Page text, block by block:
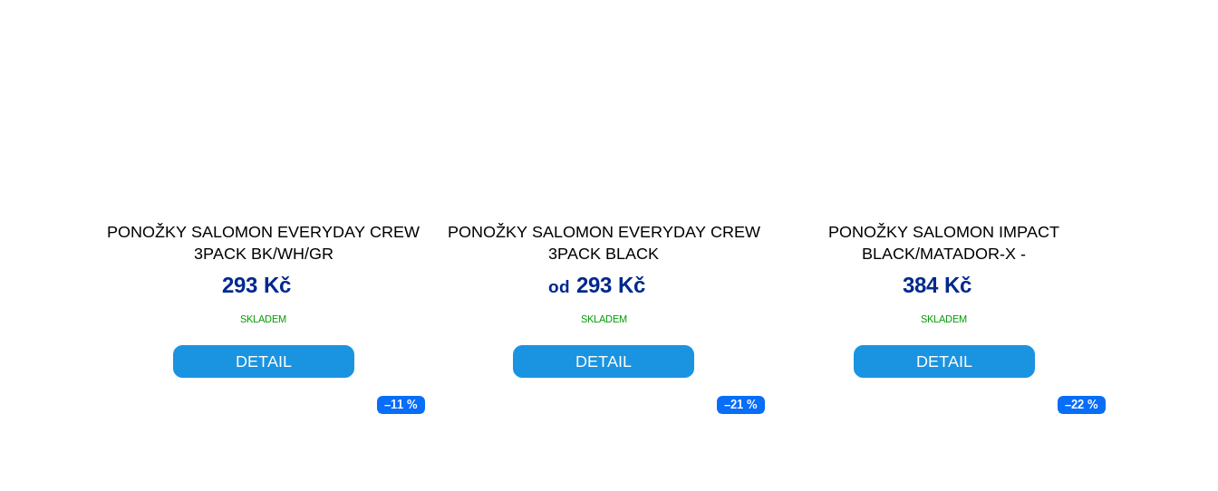
PONOŽKY SALOMON EVERYDAY CREW
3PACK BK/WH/GR
SKLADEM
293 Kč
DETAIL
PONOŽKY SALOMON EVERYDAY CREW
3PACK BLACK
SKLADEM
od 293 Kč
DETAIL
PONOŽKY SALOMON IMPACT
BLACK/MATADOR-X -
SKLADEM
384 Kč
DETAIL
–11 % –21 % –22 %